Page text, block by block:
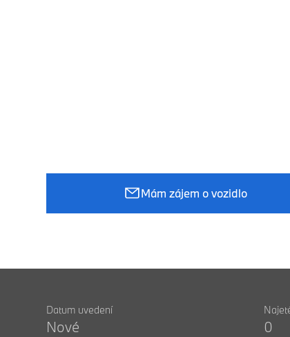
Mám zájem o vozidlo
Datum uvedení
Nové 0